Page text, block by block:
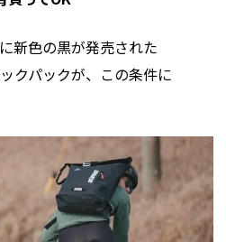
新色の黒が発売された
クパックが、この条件に